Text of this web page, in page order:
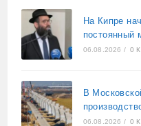
На Кипре
постоянный
06.08.2026 / 0
В
06.08.2026 / 0